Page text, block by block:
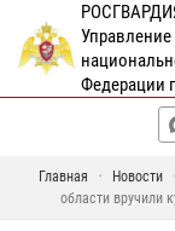
Федерации
Главная Новости
области вручили